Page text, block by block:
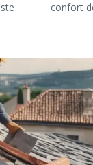
confort